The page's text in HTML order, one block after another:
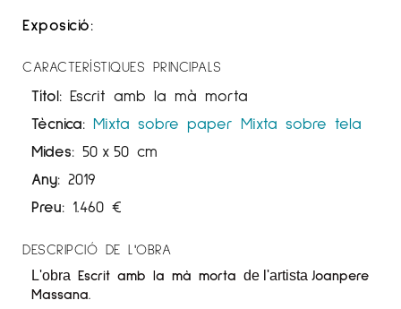
Exposició:
CARACTERÍSTIQUES PRINCIPALS
Títol: Escrit amb la mà morta
Tècnica: Mixta sobre paper Mixta sobre tela
Mides: 50 x 50 cm
Any: 2019
Preu: 1.460 €
DESCRIPCIÓ DE L'OBRA
L'obra Escrit amb la mà morta de l'artista Joanpere
Massana.